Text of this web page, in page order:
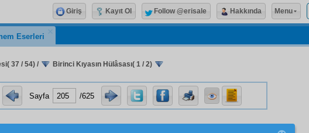
Eserleri
37 / 54) / Birinci Kıyasın Hülâsası( 1 / 2)
Sayfa /625
Giriş Kayıt Ol Follow @erisale Hakkında Menu